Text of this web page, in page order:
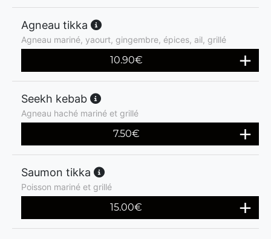
Agneau tikka
Agneau mariné, yaourt, gingembre, épices, ail, grillé
10.90€
Seekh kebab
Agneau haché mariné et grillé
7.50€
Saumon tikka
Poisson mariné et grillé
15.00€